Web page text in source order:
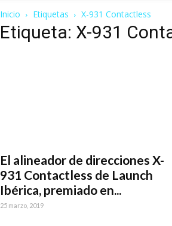
Inicio Etiquetas X-931 Contactless
Etiqueta: X-931
El alineador de direcciones X-
931 Contactless de Launch
Ibérica, premiado en...
25 marzo, 2019